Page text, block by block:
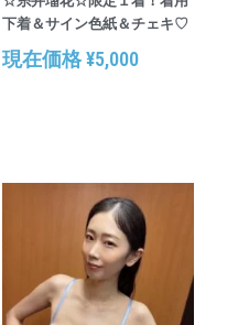
下着＆サイン色紙＆チェキ♡
現在価格¥5,000